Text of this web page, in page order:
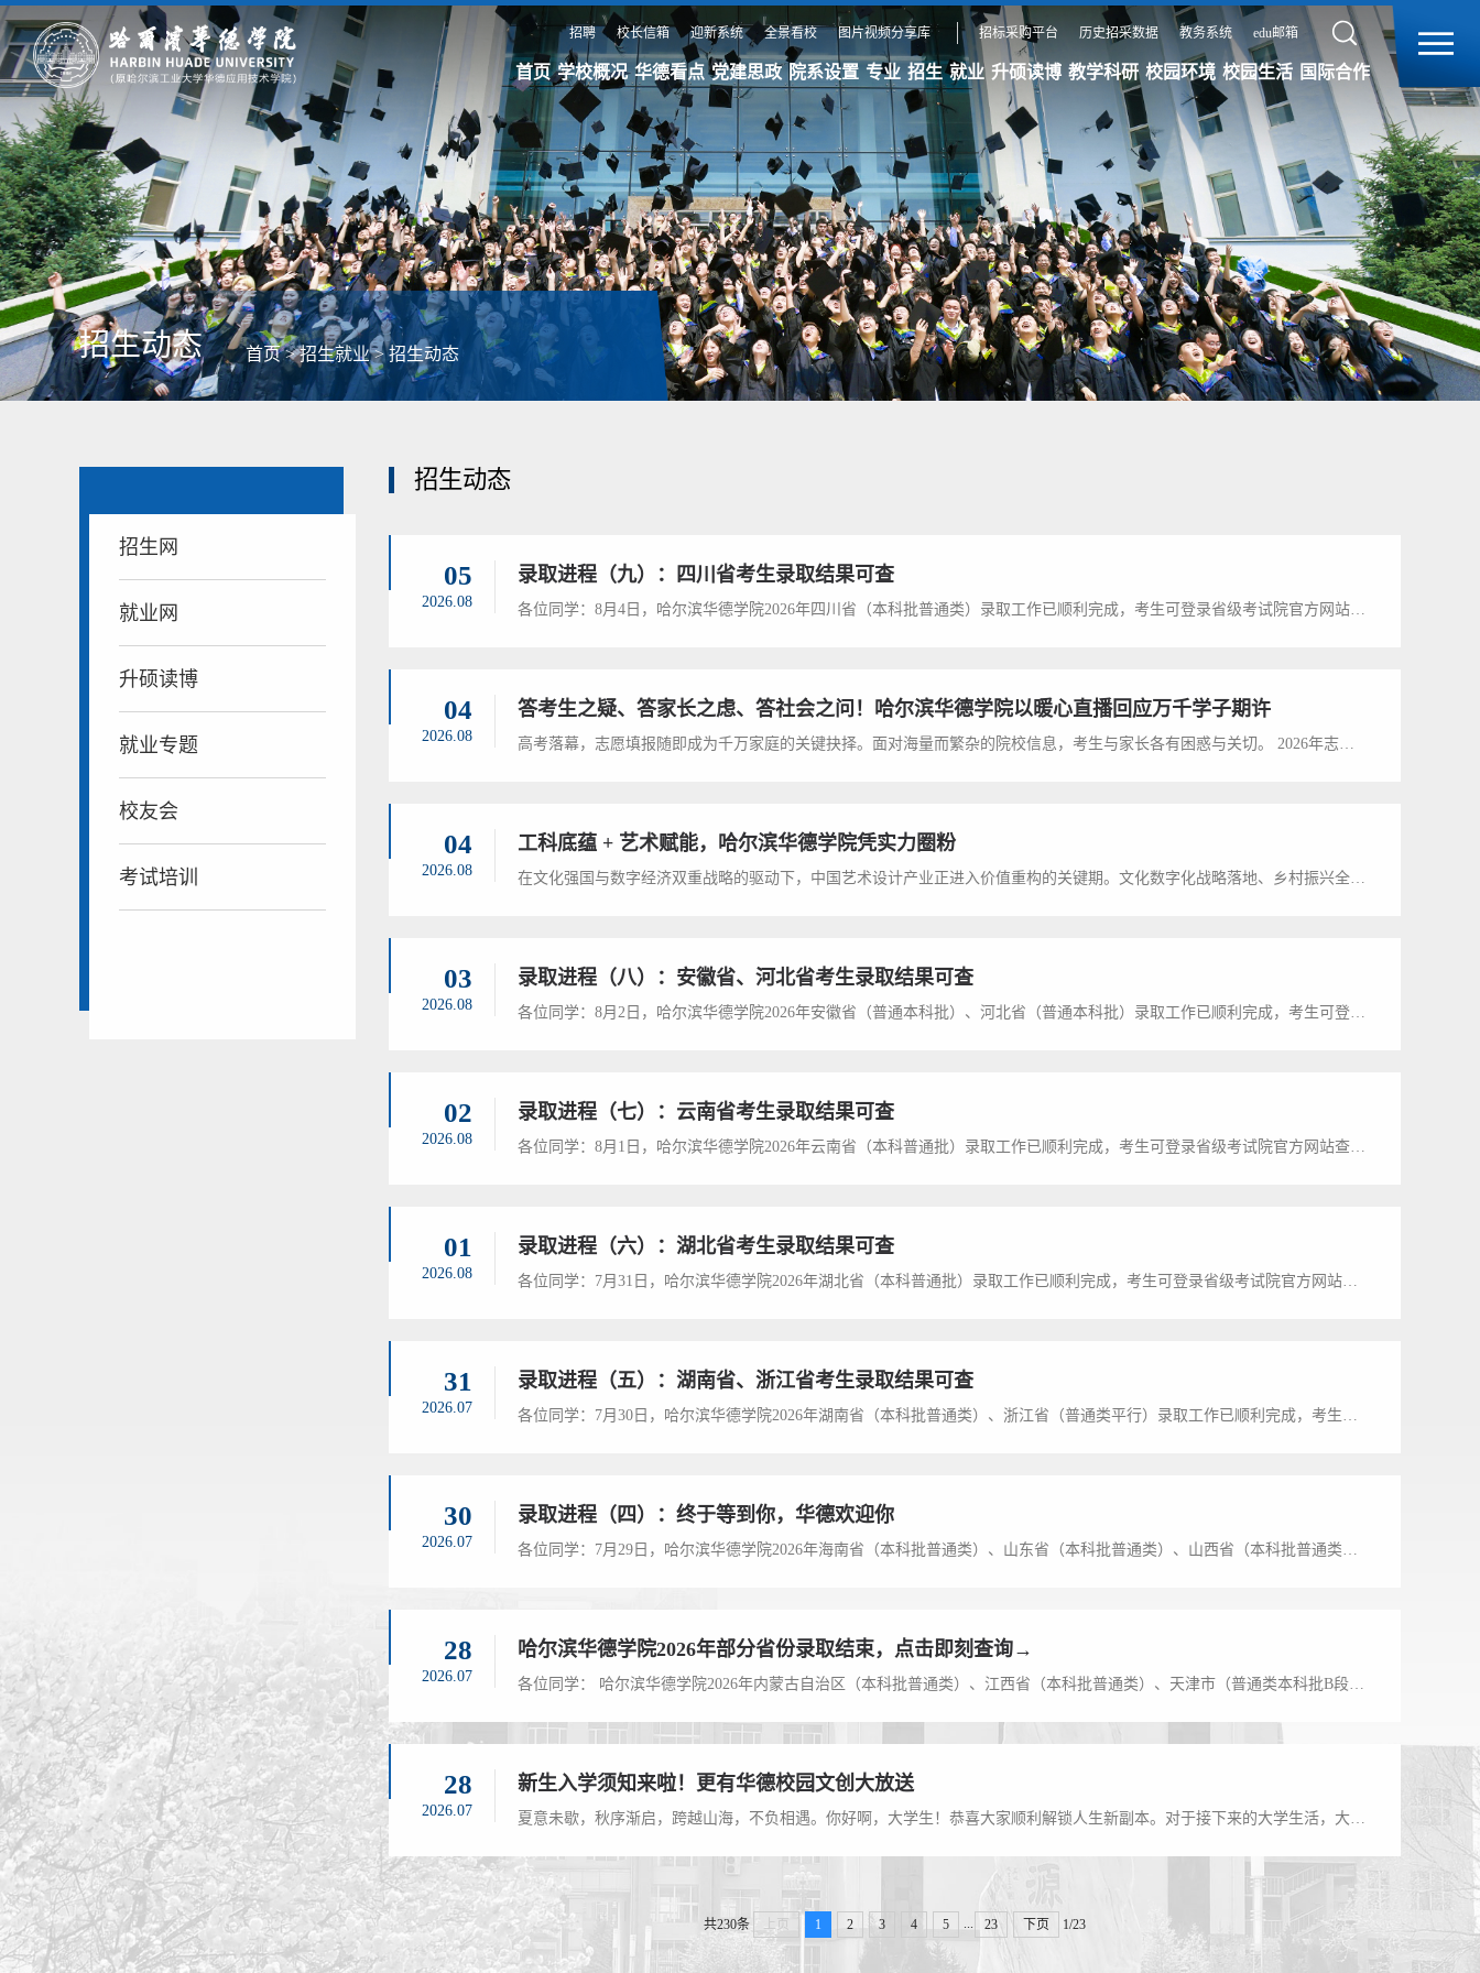
招聘 校长信箱 迎新系统 全景看校 图片视频分享库 招标采购平台 历史招采数据 教务系统 edu邮箱
首页 学校概况 华德看点 党建思政 院系设置 专业 招生 就业 升硕读博 教学科研 校园环境 校园生活 国际合作
招生动态 首页>招生就业>招生动态
招生网
就业网
升硕读博
就业专题
校友会
考试培训
招生动态
05
2026.08
录取进程（九）：四川省考生录取结果可查
04
2026.08
答考生之疑、答家长之虑、答社会之问！哈尔滨华德学院以暖心直播回应万千学子期许
04
2026.08
工科底蕴 + 艺术赋能，哈尔滨华德学院凭实力圈粉
03
2026.08
录取进程（八）：安徽省、河北省考生录取结果可查
02
2026.08
录取进程（七）：云南省考生录取结果可查
01
2026.08
录取进程（六）：湖北省考生录取结果可查
31
2026.07
录取进程（五）：湖南省、浙江省考生录取结果可查
30
2026.07
录取进程（四）：终于等到你，华德欢迎你
28
2026.07
哈尔滨华德学院2026年部分省份录取结束，点击即刻查询→
28
2026.07
新生入学须知来啦！更有华德校园文创大放送
共230条 上页 1 2 3 4 5 23 下页 1/23